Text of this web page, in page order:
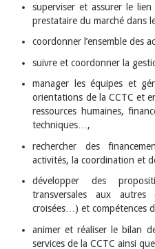
superviser et assurer le lien
prestataire du marché dans
coordonner l’ensemble des
suivre et coordonner la
manager les équipes et
orientations de la CCTC et
ressources humaines,
techniques…,
rechercher des
activités, la coordination et
développer des
transversales aux autres
croisées…) et compétences
animer et réaliser le bilan
services de la CCTC ainsi